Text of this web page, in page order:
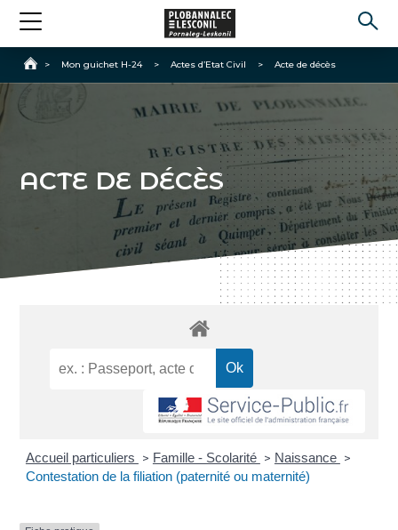
Accueil
> Mon guichet H-24 > Actes d’Etat Civil > Acte de décès
ACTE DE DÉCÈS
Accueil particuliers > Famille - Scolarité > Naissance >
Contestation de la filiation (paternité ou maternité)